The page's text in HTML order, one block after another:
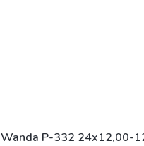
Wanda P-332 24x12,00-